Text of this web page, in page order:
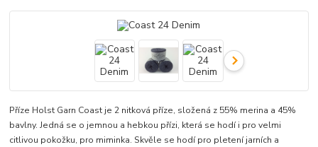
Příze Holst Garn Coast je 2 nitková příze, složená z 55% merina a 45%
bavlny. Jedná se o jemnou a hebkou přízi, která se hodí i pro velmi
citlivou pokožku, pro miminka. Skvěle se hodí pro pletení jarních a